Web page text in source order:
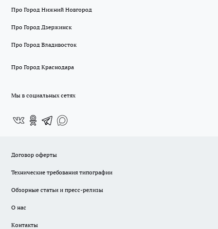
Про Город Нижний Новгород
Про Город Дзержинск
Про Город Владивосток
Про Город Краснодара
Мы в социальных сетях
Договор оферты
Технические требования типографии
Обзорные статьи и пресс-релизы
О нас
Контакты